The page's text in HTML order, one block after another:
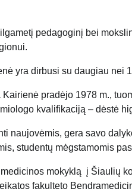
pedagoginį bei
yra dirbusi su daugiau nei
pradėjo 1978 m.,
kvalifikaciją – dėstė
naujovėmis, gera savo
studentų mėgstamomis
mokyklą į Šiaulių
fakulteto